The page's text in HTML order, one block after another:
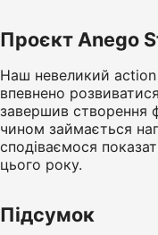
Проєкт Anego
Наш невеликий
впевнено
завершив створення
чином займається
сподіваємося
цього року.
Підсумок